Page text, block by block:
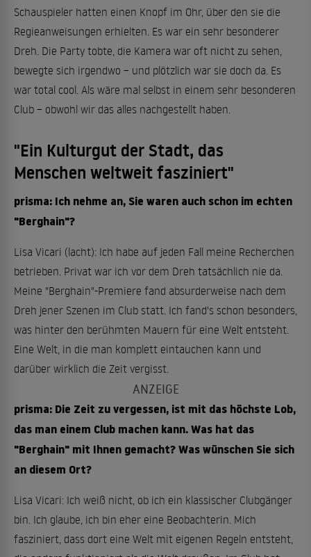
Schauspieler hatten einen Knopf im Ohr, über den sie die
Regieanweisungen erhielten. Es war ein sehr besonderer
Dreh. Die Party tobte, die Kamera war oft nicht zu sehen,
bewegte sich irgendwo – und plötzlich war sie doch da. Es
war total cool. Als wäre mal selbst in einem sehr besonderen
Club – obwohl wir das alles nachgestellt haben.
"Ein Kulturgut der Stadt, das
Menschen weltweit fasziniert"
prisma: Ich nehme an, Sie waren auch schon im echten
"Berghain"?
Lisa Vicari (lacht): Ich habe auf jeden Fall meine Recherchen
betrieben. Privat war ich vor dem Dreh tatsächlich nie da.
Meine "Berghain"-Premiere fand absurderweise nach dem
Dreh jener Szenen im Club statt. Ich fand's schon besonders,
was hinter den berühmten Mauern für eine Welt entsteht.
Eine Welt, in die man komplett eintauchen kann und
darüber wirklich die Zeit vergisst.
prisma: Die Zeit zu vergessen, ist mit das höchste Lob,
das man einem Club machen kann. Was hat das
"Berghain" mit Ihnen gemacht? Was wünschen Sie sich
an diesem Ort?
Lisa Vicari: Ich weiß nicht, ob ich ein klassischer Clubgänger
bin. Ich glaube, ich bin eher eine Beobachterin. Mich
fasziniert, dass dort eine Welt mit eigenen Regeln entsteht,